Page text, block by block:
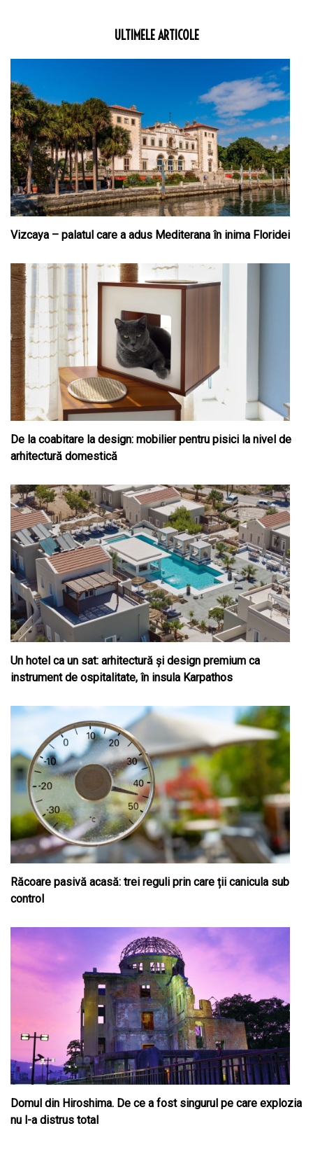
ULTIMELE ARTICOLE
Vizcaya – palatul care a adus Mediterana în inima Floridei
De la coabitare la design: mobilier pentru pisici la nivel de
arhitectură domestică
Un hotel ca un sat: arhitectură și design premium ca
instrument de ospitalitate, în insula Karpathos
Răcoare pasivă acasă: trei reguli prin care ții canicula sub
control
Domul din Hiroshima. De ce a fost singurul pe care explozia
nu l-a distrus total